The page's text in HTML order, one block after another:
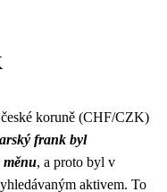
koruně (CHF/CZK)
frank byl
měnu, a proto byl v
aktivem. To